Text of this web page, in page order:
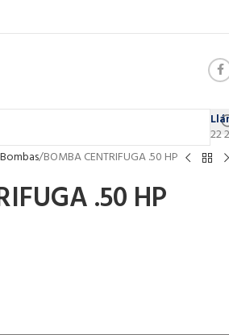
22
Bombas BOMBA CENTRIFUGA .50 HP
.50 HP